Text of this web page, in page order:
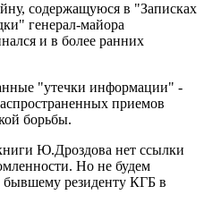
содержащуюся в "Записках
генерал-майора
и в более ранних
"утечки информации" -
приемов
борьбы.
Ю.Дроздова нет ссылки
Но не будем
бывшему резиденту КГБ в